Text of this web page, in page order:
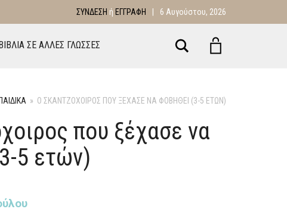
ΣΎΝΔΕΣΗ ή ΕΓΓΡΑΦΉ 6 Αυγούστου, 2026
ΣΕ ΑΛΛΕΣ ΓΛΩΣΣΕΣ Αναζήτηση
ΠΑΙΔΙΚΑ » Ο ΣΚΑΝΤΖΌΧΟΙΡΟΣ ΠΟΥ ΞΈΧΑΣΕ ΝΑ ΦΟΒΗΘΕΊ (3-5 ΕΤΏΝ)
που ξέχασε να
5 ετών)